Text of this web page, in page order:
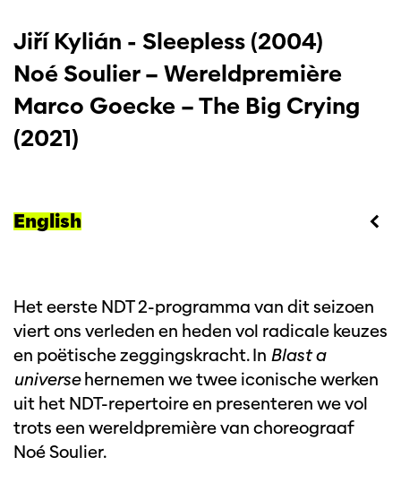
Jiří Kylián - Sleepless (2004)
Noé Soulier – Wereldpremière
Marco Goecke – The Big Crying
(2021)
English
Het eerste NDT 2-programma van dit seizoen
viert ons verleden en heden vol radicale keuzes
en poëtische zeggingskracht. In Blast a
universehernemen we twee iconische werken
uit het NDT-repertoire en presenteren we vol
trots een wereldpremière van choreograaf
Noé Soulier.